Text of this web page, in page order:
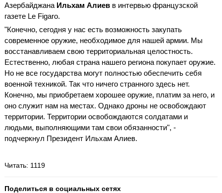
Азербайджана Ильхам Алиев в интервью французской
газете Le Figaro.
"Конечно, сегодня у нас есть возможность закупать
современное оружие, необходимое для нашей армии. Мы
восстанавливаем свою территориальная целостность.
Естественно, любая страна нашего региона покупает оружие.
Но не все государства могут полностью обеспечить себя
военной техникой. Так что ничего странного здесь нет.
Конечно, мы приобретаем хорошее оружие, платим за него, и
оно служит нам на местах. Однако дроны не освобождают
территории. Территории освобождаются солдатами и
людьми, выполняющими там свои обязанности", -
подчеркнул Президент Ильхам Алиев.
Читать: 1119
Поделиться в социальных сетях